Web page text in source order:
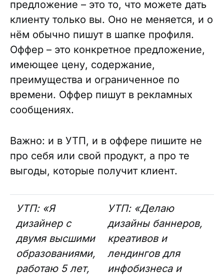
предложение – это то, что можете дать
клиенту только вы. Оно не меняется, и о
нём обычно пишут в шапке профиля.
Оффер – это конкретное предложение,
имеющее цену, содержание,
преимущества и ограниченное по
времени. Оффер пишут в рекламных
сообщениях.
Важно: и в УТП, и в оффере пишите не
про себя или свой продукт, а про те
выгоды, которые получит клиент.
УТП: «Я
дизайнер с
двумя высшими
образованиями,
работаю 5 лет,
УТП: «Делаю
дизайны баннеров,
креативов и
лендингов для
инфобизнеса и